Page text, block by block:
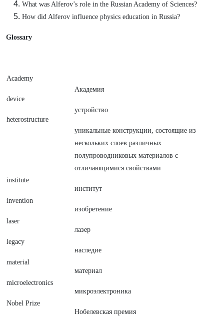
What was Alferov’s role in the Russian Academy of Sciences?
How did Alferov influence physics education in Russia?
Glossary
Academy
device
heterostructure
institute
invention
laser
legacy
material
microelectronics
Nobel Prize
Академия
устройство
уникальные конструкции, состоящие из
нескольких слоев различных
полупроводниковых материалов с
отличающимися свойствами
институт
изобретение
лазер
наследие
материал
микроэлектроника
Нобелевская премия